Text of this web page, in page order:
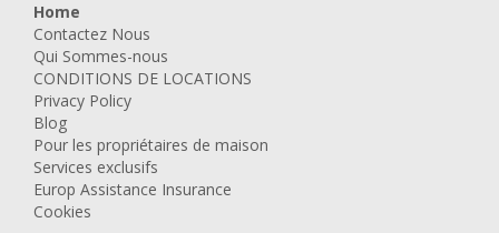
Home
Contactez Nous
Qui Sommes-nous
CONDITIONS DE LOCATIONS
Privacy Policy
Blog
Pour les propriétaires de maison
Services exclusifs
Europ Assistance Insurance
Cookies